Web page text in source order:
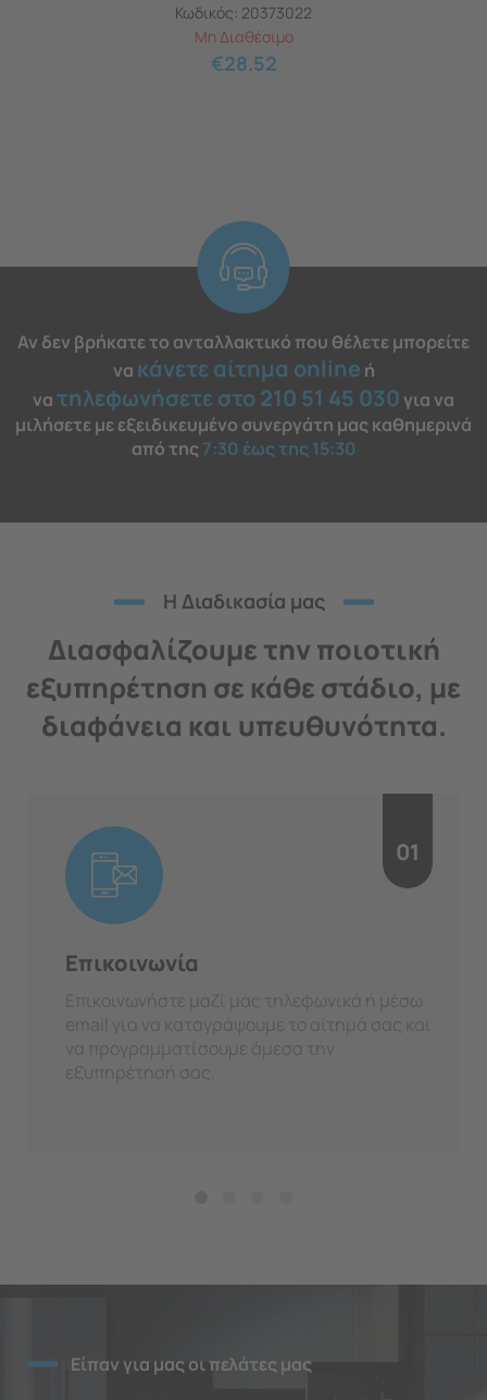
Κωδικός: 20373022
Μη Διαθέσιμο
€28.52
Αν δεν βρήκατε το ανταλλακτικό που θέλετε μπορείτε
να κάνετε αίτημα online ή
νατηλεφωνήσετε στο 210 51 45 030 για να
μιλήσετε με εξειδικευμένο συνεργάτη μας καθημερινά
από της7:30 έως της 15:30
H Διαδικασία μας
Διασφαλίζουμε την ποιοτική
εξυπηρέτηση σε κάθε στάδιο, με
διαφάνεια και υπευθυνότητα.
01
Επικοινωνία
Επικοινωνήστε μαζί μας τηλεφωνικά ή μέσω
email για να καταγράψουμε το αίτημά σας και
να προγραμματίσουμε άμεσα την
εξυπηρέτησή σας.
Είπαν για μας οι πελάτες μας